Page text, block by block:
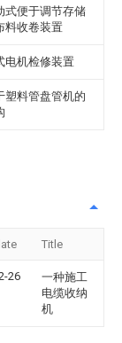
式便于调节存储
料收卷装置
电机检修装置
塑料管盘管机的
Title
26
一种施工
电缆收纳
机